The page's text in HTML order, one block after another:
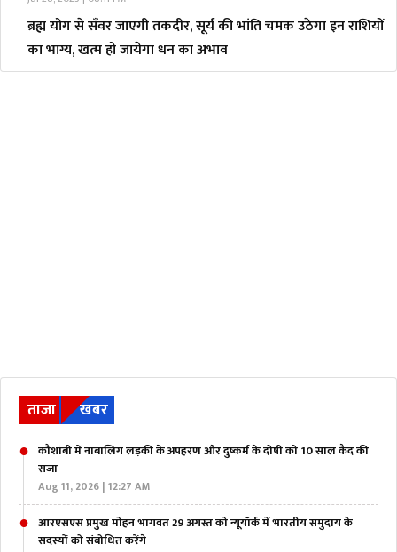
ब्रह्म योग से सँवर जाएगी तकदीर, सूर्य की भांति चमक उठेगा इन राशियों
का भाग्य, खत्म हो जायेगा धन का अभाव
ताजा खबर
कौशांबी में नाबालिग लड़की के अपहरण और दुष्कर्म के दोषी को 10 साल कैद की
सजा
Aug 11, 2026 | 12:27 AM
आरएसएस प्रमुख मोहन भागवत 29 अगस्त को न्यूयॉर्क में भारतीय समुदाय के
सदस्यों को संबोधित करेंगे